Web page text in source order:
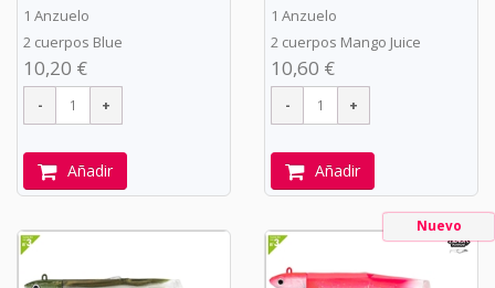
1 Anzuelo
2 cuerpos Blue
10,20 €
Añadir
1 Anzuelo
2 cuerpos Mango Juice
10,60 €
Añadir
Nuevo